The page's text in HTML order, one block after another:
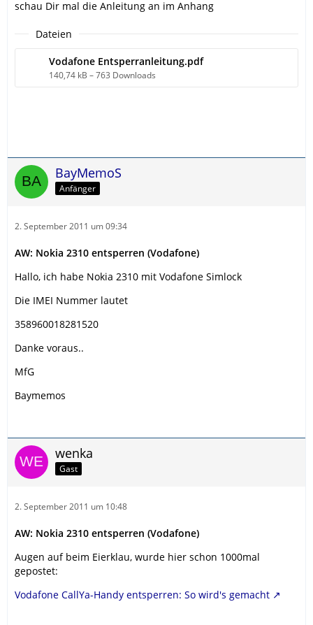
schau Dir mal die Anleitung an im Anhang
Dateien
Vodafone Entsperranleitung.pdf
140,74 kB – 763 Downloads
BayMemoS
Anfänger
2. September 2011 um 09:34
AW: Nokia 2310 entsperren (Vodafone)
Hallo, ich habe Nokia 2310 mit Vodafone Simlock
Die IMEI Nummer lautet
358960018281520
Danke voraus..
MfG
Baymemos
wenka
Gast
2. September 2011 um 10:48
AW: Nokia 2310 entsperren (Vodafone)
Augen auf beim Eierklau, wurde hier schon 1000mal
gepostet:
Vodafone CallYa-Handy entsperren: So wird's gemacht